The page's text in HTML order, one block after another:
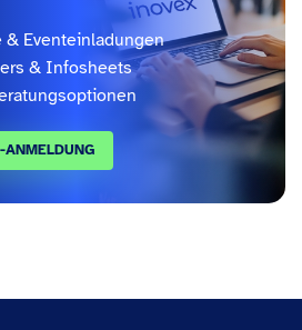
& Eventeinladungen
& Infosheets
ANMELDUNG